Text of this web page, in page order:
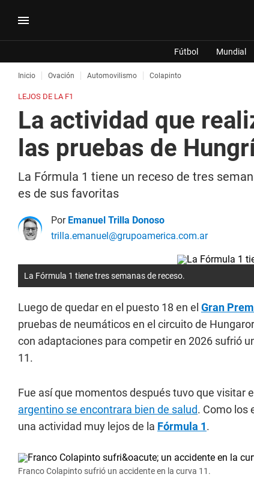
Fútbol Mundial
Inicio Ovación Automovilismo Colapinto
LEJOS DE LA F1
La actividad que
las pruebas de
La Fórmula 1 tiene un receso de tres
es de sus favoritas
Por Emanuel Trilla Donoso
trilla.emanuel@grupoamerica.com.ar
La Fórmula 1 tiene tres semanas de receso.
Luego de quedar en el puesto 18 en el Gran
pruebas de neumáticos en el circuito de
con adaptaciones para competir en 2026 sufrió
11.
Fue así que momentos después tuvo que visitar
argentino se encontrara bien de salud. Como los
una actividad muy lejos de la Fórmula 1.
Franco Colapinto sufrió un accidente en la curva 11.